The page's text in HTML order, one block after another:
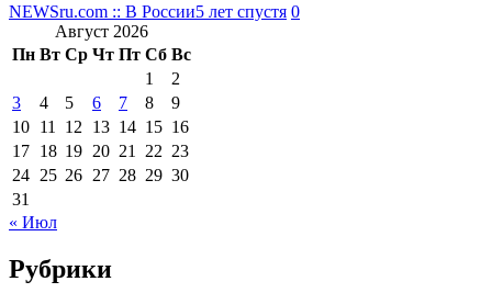
NEWSru.com :: В России5 лет спустя 0
Август 2026
Пн Вт Ср Чт Пт Сб Вс
1
2
3
4 5 6 7 8
9
10 11 12 13 14 15 16
17 18 19 20 21 22 23
24 25 26 27 28 29 30
31
« Июл
Рубрики